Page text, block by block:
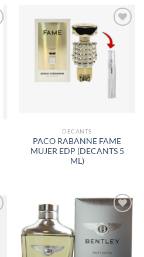
AÑADIR
A LA
DE
DESEOS
DECANTS
PACO RABANNE FAME
MUJER EDP (DECANTS 5
ML)
AÑADIR
A LA
LISTA
DE